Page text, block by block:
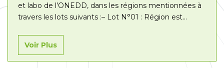
et labo de l’ONEDD, dans les régions mentionnées à
travers les lots suivants :– Lot N°01 : Région est
/Mostaganem) ;– Lot N°03 : Région sud-ouest (El-
Voir Plus